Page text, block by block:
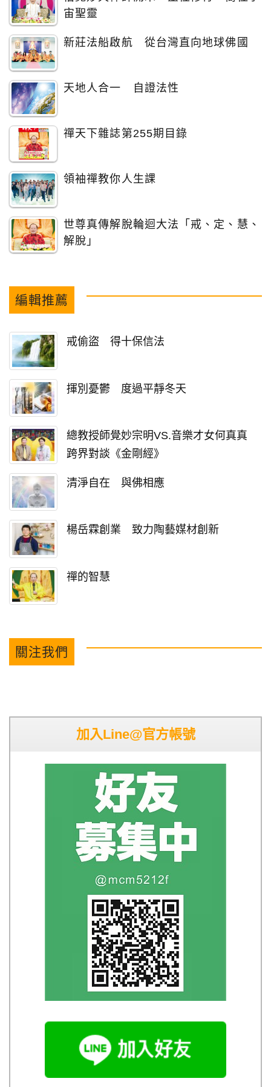
宙聖靈
新莊法船啟航 從台灣直向地球佛國
天地人合一 自證法性
禪天下雜誌第255期目錄
領袖禪教你人生課
世尊真傳解脫輪迴大法「戒、定、慧、
解脫」
編輯推薦
戒偷盜 得十保信法
揮別憂鬱 度過平靜冬天
總教授師覺妙宗明VS.音樂才女何真真
跨界對談《金剛經》
清淨自在 與佛相應
楊岳霖創業 致力陶藝媒材創新
禪的智慧
關注我們
加入Line@官方帳號